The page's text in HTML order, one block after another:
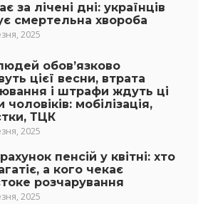
за лічені дні: українців
смертельна хвороба
2025
обов’язково
цієї весни, втрата
і штрафи ждуть ці
чоловіків: мобілізація,
ТЦК
2025
пенсій у квітні: хто
а кого чекає
розчарування
2025